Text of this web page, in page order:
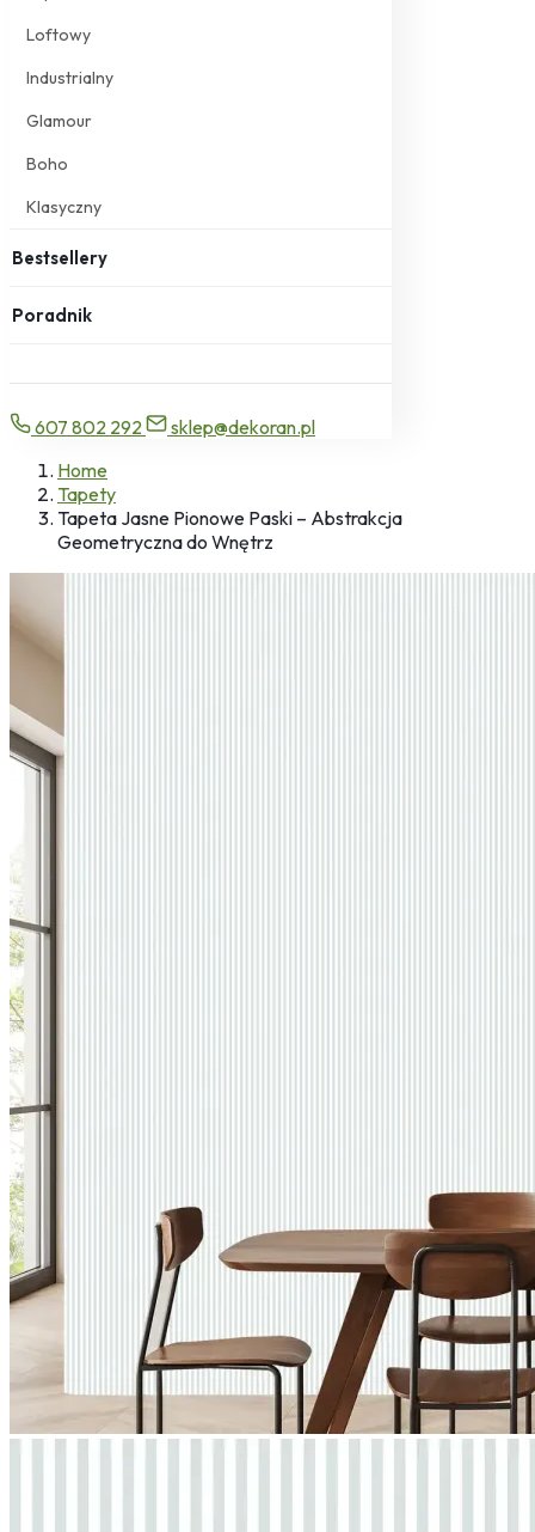
Loftowy
Industrialny
Glamour
Boho
Klasyczny
Bestsellery
Poradnik
607 802 292
sklep@dekoran.pl
Home
Tapety
Tapeta Jasne Pionowe Paski – Abstrakcja
Geometryczna do Wnętrz